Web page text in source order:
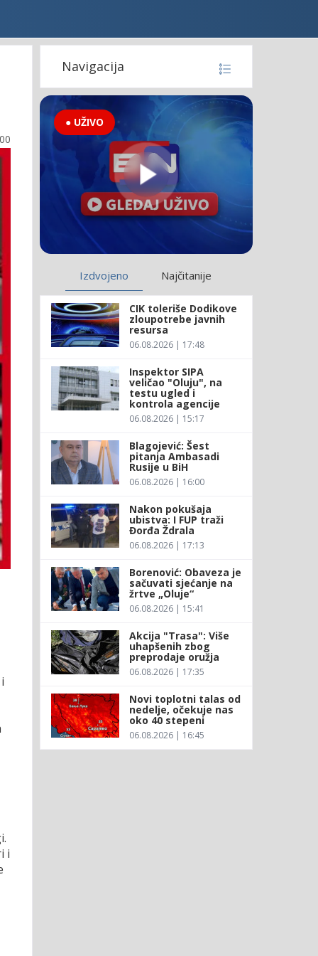
i
Navigacija
● UŽIVO
Izdvojeno Najčitanije
CIK toleriše Dodikove
zloupotrebe javnih
resursa
06.08.2026 | 17:48
Inspektor SIPA
veličao "Oluju", na
testu ugled i
kontrola agencije
06.08.2026 | 15:17
Blagojević: Šest
pitanja Ambasadi
Rusije u BiH
06.08.2026 | 16:00
Nakon pokušaja
ubistva: I FUP traži
Đorđa Ždrala
06.08.2026 | 17:13
Borenović: Obaveza je
sačuvati sjećanje na
žrtve „Oluje“
06.08.2026 | 15:41
Akcija "Trasa": Više
uhapšenih zbog
preprodaje oružja
06.08.2026 | 17:35
Novi toplotni talas od
nedelje, očekuje nas
oko 40 stepeni
06.08.2026 | 16:45